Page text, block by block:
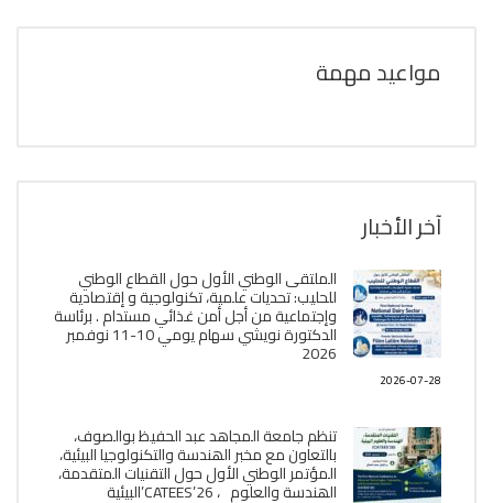
مواعيد مهمة
آخر الأخبار
الملتقى الوطني الأول حول القطاع الوطني
للحليب: تحديات علمية، تكنولوجية و إقتصادية
وإجتماعية من أجل أمن غذائي مستدام . برئاسة
الدكتورة نويشي سهام يومي 10-11 نوفمبر
2026
2026-07-28
تنظم جامعة المجاهد عبد الحفيظ بوالصوف،
بالتعاون مع مخبر الھندسة والتكنولوجيا البیئیة،
المؤتمر الوطني الأول حول التقنيات المتقدمة،
الھندسة والعلوم ، CATEES’26’البیئية